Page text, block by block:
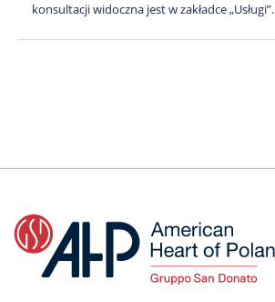
konsultacji widoczna jest w zakładce „Usługi”.